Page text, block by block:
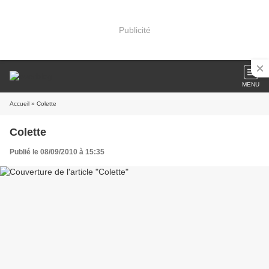
Publicité
MENU
Accueil » Colette
Colette
Publié le 08/09/2010 à 15:35